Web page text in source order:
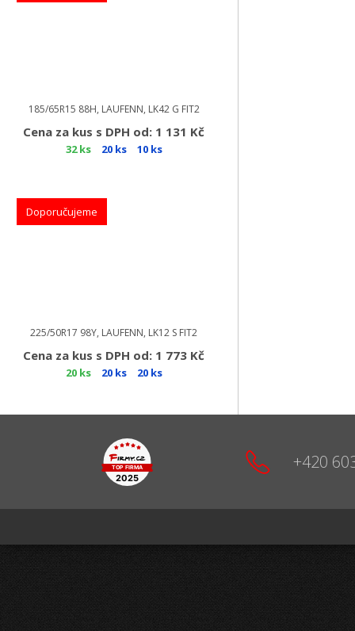
185/65R15 88H, LAUFENN, LK42 G FIT2
Cena za kus s DPH od: 1 131 Kč
32 ks 20 ks 10 ks
Doporučujeme
225/50R17 98Y, LAUFENN, LK12 S FIT2
Cena za kus s DPH od: 1 773 Kč
20 ks 20 ks 20 ks
+420